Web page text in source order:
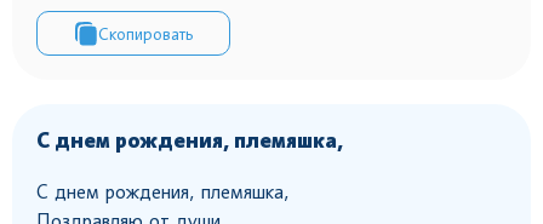
Скопировать
С днем рождения, племяшка,
С днем рождения, племяшка,